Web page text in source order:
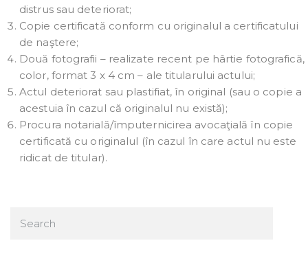
distrus sau deteriorat;
Copie certificată conform cu originalul a certificatului
de naştere;
Două fotografii – realizate recent pe hârtie fotografică,
color, format 3 x 4 cm – ale titularului actului;
Actul deteriorat sau plastifiat, în original (sau o copie a
acestuia în cazul că originalul nu există);
Procura notarială/împuternicirea avocaţială în copie
certificată cu originalul (în cazul în care actul nu este
ridicat de titular).